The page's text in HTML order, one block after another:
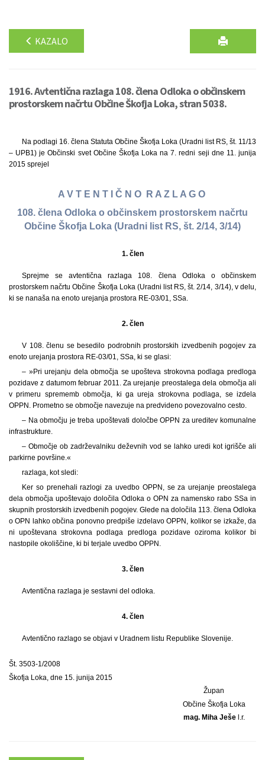
KAZALO
1916. Avtentična razlaga 108. člena Odloka o občinskem
prostorskem načrtu Občine Škofja Loka, stran 5038.
Na podlagi 16. člena Statuta Občine Škofja Loka (Uradni list RS, št. 11/13
– UPB1) je Občinski svet Občine Škofja Loka na 7. redni seji dne 11. junija
2015 sprejel
A V T E N T I Č N O R A Z L A G O
108. člena Odloka o občinskem prostorskem načrtu
Občine Škofja Loka (Uradni list RS, št. 2/14, 3/14)
1. člen
Sprejme se avtentična razlaga 108. člena Odloka o občinskem
prostorskem načrtu Občine Škofja Loka (Uradni list RS, št. 2/14, 3/14), v delu,
ki se nanaša na enoto urejanja prostora RE-03/01, SSa.
2. člen
V 108. členu se besedilo podrobnih prostorskih izvedbenih pogojev za
enoto urejanja prostora RE-03/01, SSa, ki se glasi:
– »Pri urejanju dela območja se upošteva strokovna podlaga predloga
pozidave z datumom februar 2011. Za urejanje preostalega dela območja ali
v primeru sprememb območja, ki ga ureja strokovna podlaga, se izdela
OPPN. Prometno se območje navezuje na predvideno povezovalno cesto.
– Na območju je treba upoštevati določbe OPPN za ureditev komunalne
infrastrukture.
– Območje ob zadrževalniku deževnih vod se lahko uredi kot igrišče ali
parkirne površine.«
razlaga, kot sledi:
Ker so prenehali razlogi za uvedbo OPPN, se za urejanje preostalega
dela območja upoštevajo določila Odloka o OPN za namensko rabo SSa in
skupnih prostorskih izvedbenih pogojev. Glede na določila 113. člena Odloka
o OPN lahko občina ponovno predpiše izdelavo OPPN, kolikor se izkaže, da
ni upoštevana strokovna podlaga predloga pozidave oziroma kolikor bi
nastopile okoliščine, ki bi terjale uvedbo OPPN.
3. člen
Avtentična razlaga je sestavni del odloka.
4. člen
Avtentično razlago se objavi v Uradnem listu Republike Slovenije.
Št. 3503-1/2008
Škofja Loka, dne 15. junija 2015
Župan
Občine Škofja Loka
mag. Miha Ješel.r.